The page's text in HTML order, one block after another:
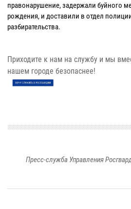
правонарушение, задержали буйного
рождения, и доставили в отдел
разбирательства.
Приходите к нам на службу и мы
нашем городе безопаснее!
Пресс-служба Управления